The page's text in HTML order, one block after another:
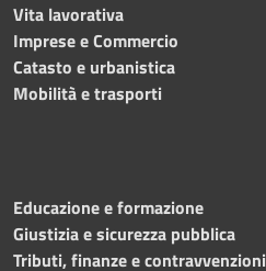
Vita lavorativa
Imprese e Commercio
Catasto e urbanistica
Mobilità e trasporti
Educazione e formazione
Giustizia e sicurezza pubblica
Tributi, finanze e contravvenzioni